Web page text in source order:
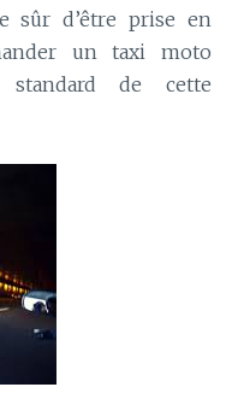
sûr d’être prise en
un taxi moto
standard de cette